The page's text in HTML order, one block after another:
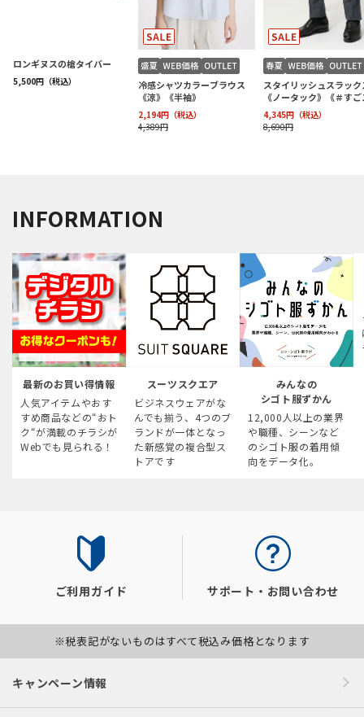
INFORMATION
最新のお買い得情報
人気アイテムやおす
すめ商品などの“おト
ク“が満載のチラシが
Webでも見られる！
スーツスクエア
ビジネスウェアがな
んでも揃う、4つのブ
ランドが一体となっ
た新感覚の複合型ス
トアです
みんなの
シゴト服ずかん
12,000人以上の業界
や職種、シーンなど
のシゴト服の着用傾
向をデータ化。
ご利用ガイド サポート・お問い合わせ
※税表記がないものはすべて税込み価格となります
キャンペーン情報